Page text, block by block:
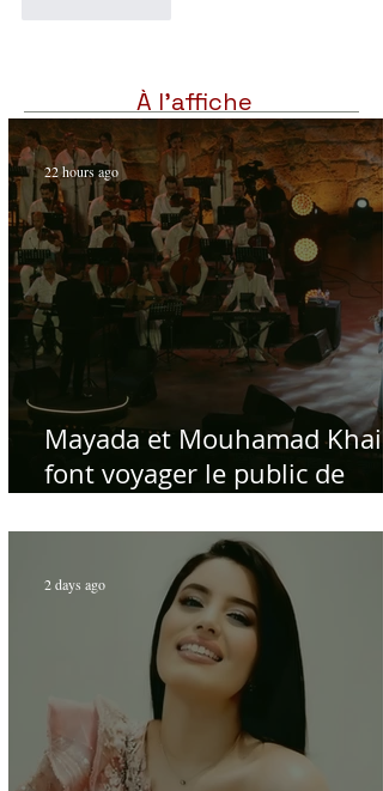
À l'affiche
Mayada et Mouhamad
font voyager le public de
chant et de la musique
d'antan
22 hours ago
2 days ago